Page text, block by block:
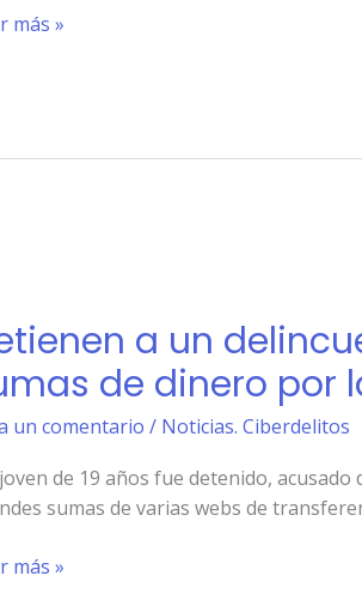
más »
a un
de dinero por
un comentario / Noticias. Ciberdelitos
de 19 años fue detenido,
sumas de varias webs de
más »